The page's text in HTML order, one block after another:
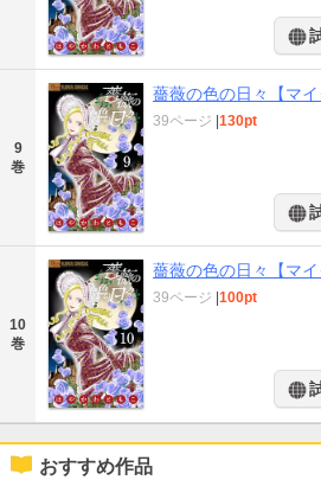
9
巻
薔薇の色の日々【マ
39ページ |130pt
10
巻
薔薇の色の日々【マ
39ページ |100pt
おすすめ作品